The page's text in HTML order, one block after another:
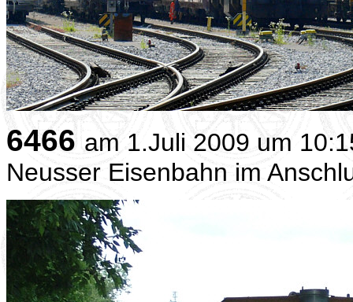
6466 am 1.Juli 2009 um
Neusser Eisenbahn im